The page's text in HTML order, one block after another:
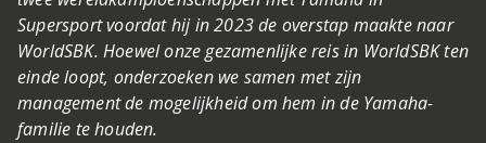
Supersport voordat hij in 2023 de overstap maakte naar
WorldSBK. Hoewel onze gezamenlijke reis in WorldSBK ten
einde loopt, onderzoeken we samen met zijn
management de mogelijkheid om hem in de Yamaha-
familie te houden.